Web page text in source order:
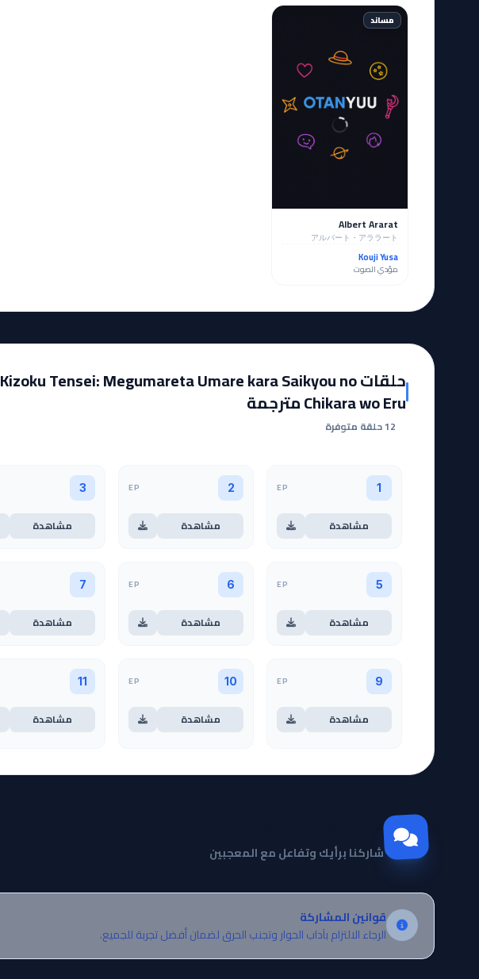
مساند
Albert Ararat
アルバート・アララート
Kouji Yusa
مؤدي الصوت
حلقات Kizoku Tensei: Megumareta Umare kara Saikyou no
Chikara wo Eru مترجمة
12 حلقة متوفرة
1
EP
مشاهدة
2
EP
مشاهدة
3
مشاهدة
5
EP
مشاهدة
6
EP
مشاهدة
7
مشاهدة
9
EP
مشاهدة
10
EP
مشاهدة
11
مشاهدة
مجتمع Otanyuu
شاركنا برأيك وتفاعل مع المعجبين
قوانين المشاركة
الرجاء الالتزام بآداب الحوار وتجنب الحرق لضمان أفضل تجربة للجميع.